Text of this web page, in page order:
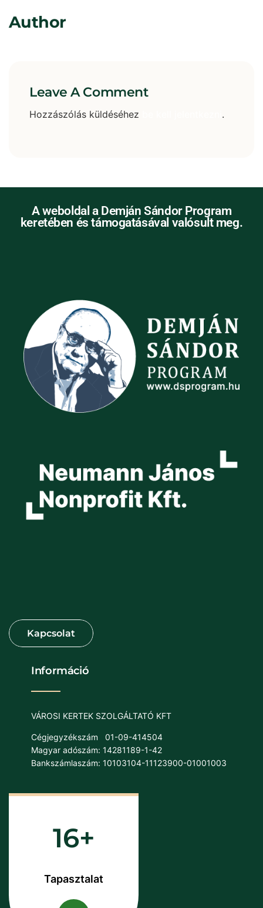
Author
Leave A Comment
Hozzászólás küldéséhez .
A weboldal a Demján Sándor Program
keretében és támogatásával valósult meg.
Információ
VÁROSI KERTEK SZOLGÁLTATÓ KFT
Cégjegyzékszám
01-09-414504
Magyar adószám: 14281189-1-42
Bankszámlaszám: 10103104-11123900-01001003
16
Tapasztalat